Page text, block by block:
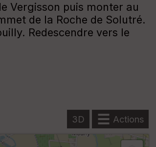
Vergisson puis monter au
de la Roche de Solutré.
Redescendre vers le
Actions
3D